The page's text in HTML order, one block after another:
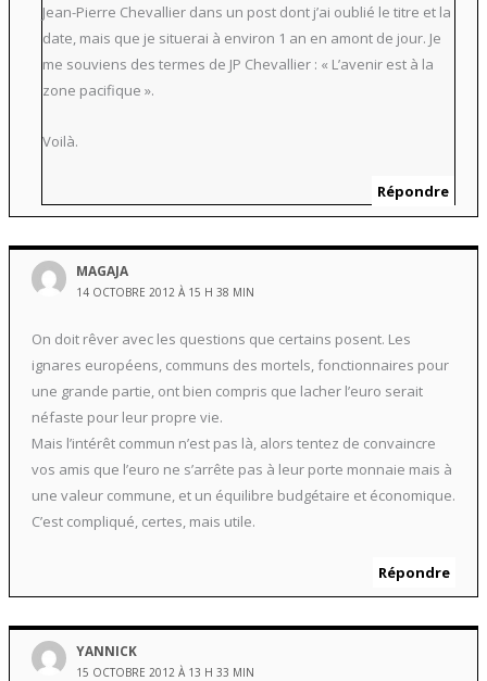
Jean-Pierre Chevallier dans un post dont j’ai oublié le titre et la
date, mais que je situerai à environ 1 an en amont de jour. Je
me souviens des termes de JP Chevallier : « L’avenir est à la
zone pacifique ».
Voilà.
Répondre
MAGAJA
14 OCTOBRE 2012 À 15 H 38 MIN
On doit rêver avec les questions que certains posent. Les
ignares européens, communs des mortels, fonctionnaires pour
une grande partie, ont bien compris que lacher l’euro serait
néfaste pour leur propre vie.
Mais l’intérêt commun n’est pas là, alors tentez de convaincre
vos amis que l’euro ne s’arrête pas à leur porte monnaie mais à
une valeur commune, et un équilibre budgétaire et économique.
C’est compliqué, certes, mais utile.
Répondre
YANNICK
15 OCTOBRE 2012 À 13 H 33 MIN